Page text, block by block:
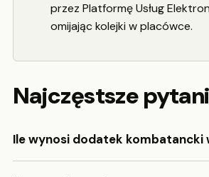
przez Platformę Usług
omijając kolejki w placówce.
Najczęstsze
Ile wynosi dodatek kombatancki